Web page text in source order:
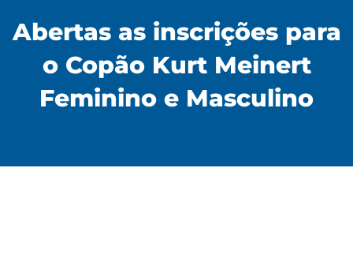
Abertas as inscrições para
o Copão Kurt Meinert
Feminino e Masculino